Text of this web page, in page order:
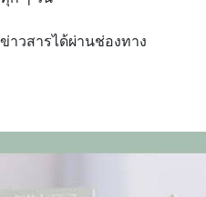
วสารได้ผ่านช่องทาง